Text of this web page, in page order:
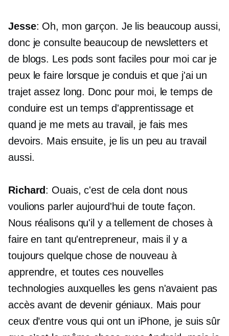
Jesse: Oh, mon garçon. Je lis beaucoup aussi,
donc je consulte beaucoup de newsletters et
de blogs. Les pods sont faciles pour moi car je
peux le faire lorsque je conduis et que j'ai un
trajet assez long. Donc pour moi, le temps de
conduire est un temps d'apprentissage et
quand je me mets au travail, je fais mes
devoirs. Mais ensuite, je lis un peu au travail
aussi.
Richard: Ouais, c'est de cela dont nous
voulions parler aujourd'hui de toute façon.
Nous réalisons qu'il y a tellement de choses à
faire en tant qu'entrepreneur, mais il y a
toujours quelque chose de nouveau à
apprendre, et toutes ces nouvelles
technologies auxquelles les gens n'avaient pas
accès avant de devenir géniaux. Mais pour
ceux d’entre vous qui ont un iPhone, je suis sûr